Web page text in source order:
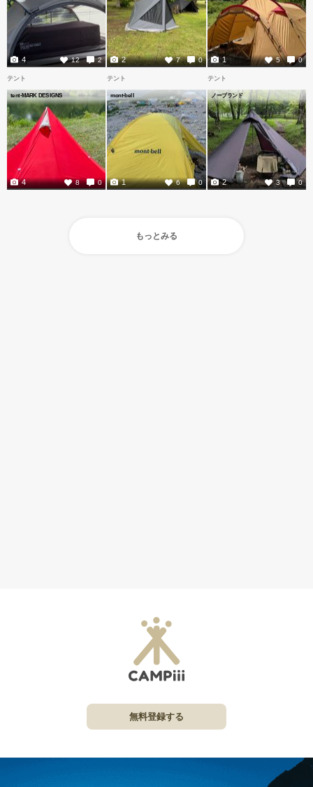
12 2
4 7 0
2 5 0
1
テント
tent-MARK DESIGNS
8 0
4
テント
mont-bell
6 0
1
テント
ノーブランド
3 0
2
もっとみる
無料登録する